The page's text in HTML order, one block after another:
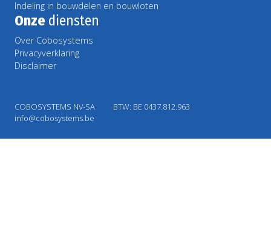
Indeling in bouwdelen en bouwloten
Onze diensten
Over Cobosystems
Privacyverklaring
Disclaimer
COBOSYSTEMS NV-SA
BTW: BE 0437.812.963
info@cobosystems.be